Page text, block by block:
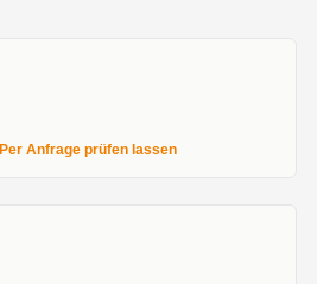
Per Anfrage prüfen lassen